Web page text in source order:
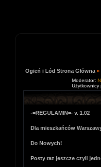
Ogień i Lód Strona Główna »
Moderator:
Użytkownicy
-=REGULAMIN=- v. 1.02
Dla mieszkańców
Do Nowych!
Posty raz jeszcze czyli